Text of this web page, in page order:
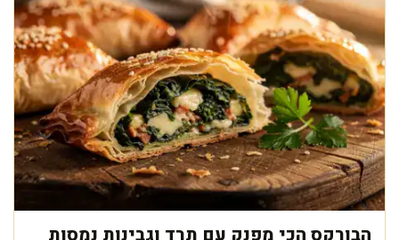
הבורקס הכי מפנק עם תרד וגבינות נמסות